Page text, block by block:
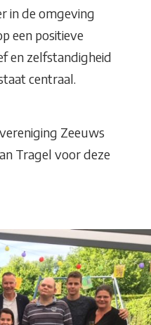
in de omgeving
een positieve
en zelfstandigheid
centraal.
Zeeuws
Tragel voor deze